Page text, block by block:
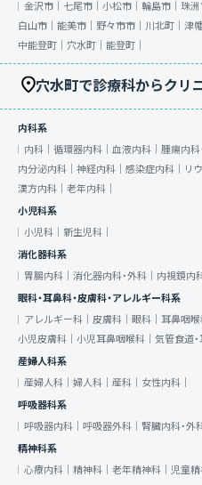
金沢市｜ 七尾市｜ 小松市｜ 輪島市｜ 珠洲
白山市｜ 能美市｜ 野々市市｜ 川北町｜ 津
中能登町｜ 穴水町｜ 能登町｜
穴水町で診療科からクリ
内科系
内科｜ 循環器内科｜ 血液内科｜ 腫瘍内科
内分泌内科｜ 神経内科｜ 感染症内科｜ リ
漢方内科｜ 老年内科｜
小児科系
小児科｜ 新生児科｜
消化器科系
胃腸内科｜ 消化器内科・外科｜ 内視鏡内
眼科・耳鼻科・皮膚科・アレルギー科系
アレルギー科｜ 皮膚科｜ 眼科｜ 耳鼻咽喉
小児皮膚科｜ 小児耳鼻咽喉科｜ 気管食道・
産婦人科系
産婦人科｜ 婦人科｜ 産科｜ 女性内科｜
呼吸器科系
呼吸器内科｜ 呼吸器外科｜ 腎臓内科・外
精神科系
心療内科｜ 精神科｜ 老年精神科｜ 児童精